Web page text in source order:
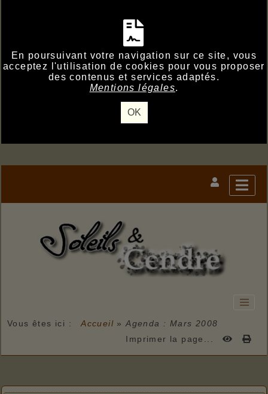
En poursuivant votre navigation sur ce site, vous
acceptez l'utilisation de cookies pour vous proposer
des contenus et services adaptés.
Mentions légales.
OK
Vous êtes ici : Accueil »Agenda : Mars 2008
Imprimer la page...